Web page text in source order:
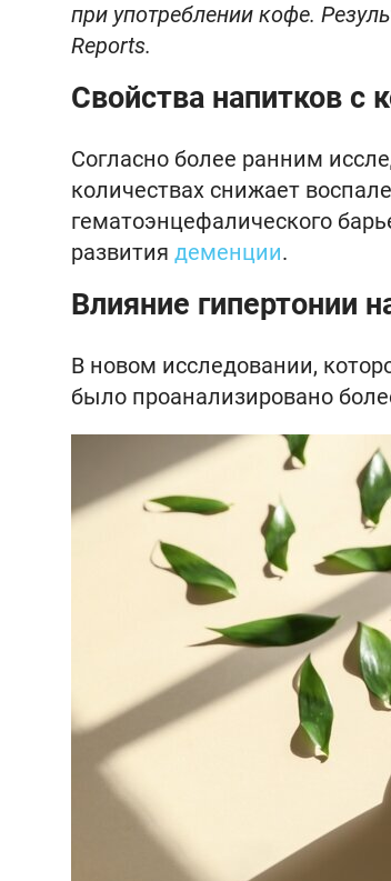
при употреблении кофе.
Reports.
Свойства напитков с
Согласно более ранним
количествах снижает
гематоэнцефалического
развития деменции.
Влияние гипертонии
В новом исследовании,
было проанализировано